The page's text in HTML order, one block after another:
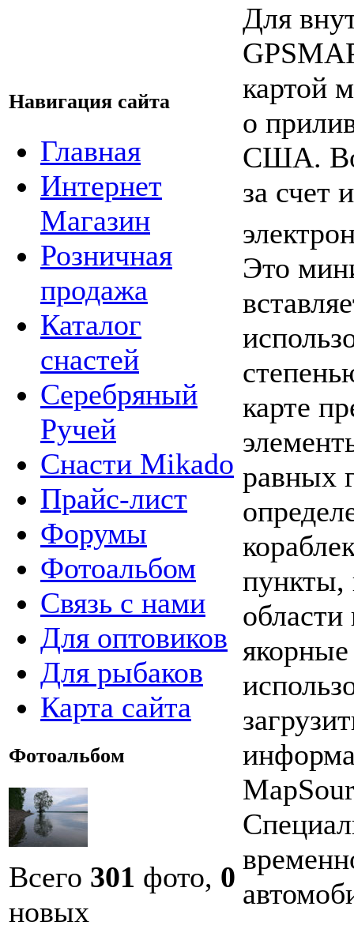
Навигация сайта
Главная
Интернет
Магазин
Розничная
продажа
Каталог
снастей
Серебряный
Ручей
Снасти Mikado
Прайс-лист
Форумы
Фотоальбом
Связь с нами
Для оптовиков
Для рыбаков
Карта сайта
Фотоальбом
Всего 301 фото, 0
новых
Для
картой
о
США.
за счет
Это
карте
равных
пункты,